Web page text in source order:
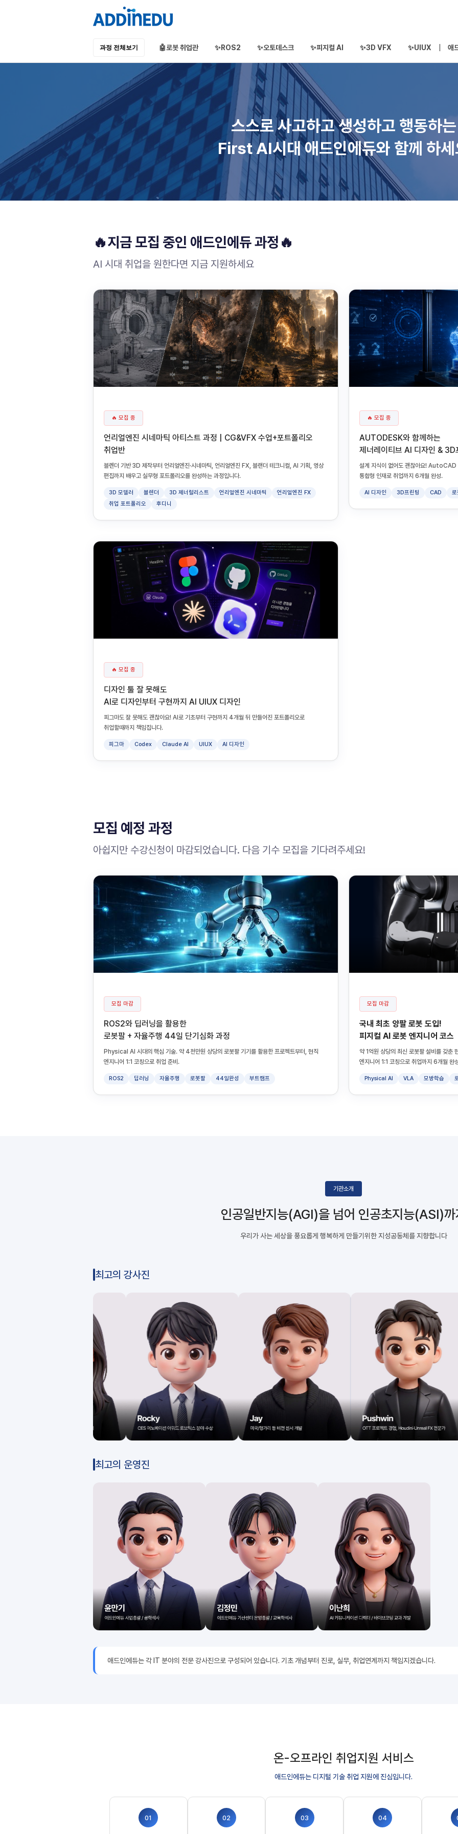
과정 전체보기 🤖로봇 취업관 ✨ROS2 ✨오토데스크 ✨피지컬 AI ✨3D VFX ✨UIUX 애
스스로 사고하고 생성하고 행동하는
First AI시대 애드인에듀와 함께 하
🔥지금 모집 중인 애드인에듀 과정🔥
AI 시대 취업을 원한다면 지금 지원하세요
🔥 모집 중
언리얼엔진 시네마틱 아티스트 과정 | CG&VFX 수업+포트폴리오
취업반
블렌더 기반 3D 제작부터 언리얼엔진·시네마틱, 언리얼엔진 FX, 블랜더 테크니컬, AI 기획, 영상
편집까지 배우고 실무형 포트폴리오를 완성하는 과정입니다.
3D 모델러 블렌더 3D 제너럴리스트 언리얼엔진 시네마틱
언리얼엔진 FX
취업 포트폴리오
후디니
🔥 모집 중
AUTODESK와 함께하는
제너레이티브 AI 디자인 & 3D
설계 지식이 없어도 괜찮아요!
통합형 인재로 취업까지 6개월 완성.
AI 디자인 3D프린팅 CAD 로
🔥 모집 중
디자인 툴 잘 못해도
AI로 디자인부터 구현까지 AI UIUX 디자인
피그마도 잘 못해도 괜찮아요! AI로 기초부터 구현까지 4개월 뒤 만들어진 포트폴리오로
취업할때까지 책임집니다.
피그마 Codex Claude AI UIUX AI 디자인
모집 예정 과정
아쉽지만 수강신청이 마감되었습니다. 다음 기수 모집을 기다려주세요!
모집 마감
ROS2와 딥러닝을 활용한
로봇팔 + 자율주행 44일 단기심화 과정
Physical AI 시대의 핵심 기술. 약 4천만원 상당의 로봇팔 기기를 활용한 프로젝트부터, 현직
엔지니어 1:1 코칭으로 취업 준비.
ROS2 딥러닝 자율주행 로봇팔 44일완성 부트캠프
모집 마감
국내 최초 양팔 로봇 도입!
피지컬 AI 로봇 엔지니어 코스
약 1억원 상당의 최신 로봇팔 설비를 갖
엔지니어 1:1 코칭으로 취업까지 6개월 완
Physical AI VLA 모방학습
기관소개
인공일반지능(AGI)을 넘어 인공초지능(ASI)까
우리가 사는 세상을 풍요롭게 행복하게 만들기위한지성공동체를 지향합니다
최고의 강사진
최고의 운영진
애드인에듀는 각 IT 분야의 전문 강사진으로 구성되어 있습니다. 기초 개념부터 진로, 실무, 취업연계까지 책임지겠습니다.
온-오프라인 취업지원 서비스
애드인에듀는 디지털 기술 취업 지원에 진심입니다.
01 02 03 04